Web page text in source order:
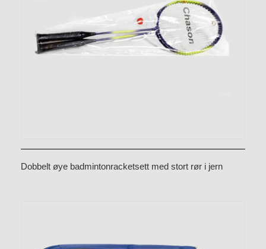
Dobbelt øye badmintonracketsett med stort rør i jern